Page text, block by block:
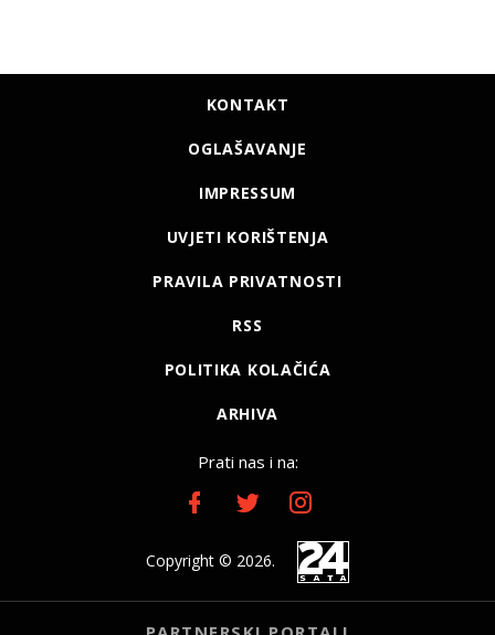
KONTAKT
OGLAŠAVANJE
IMPRESSUM
UVJETI KORIŠTENJA
PRAVILA PRIVATNOSTI
RSS
POLITIKA KOLAČIĆA
ARHIVA
Prati nas i na:
Copyright © 2026.